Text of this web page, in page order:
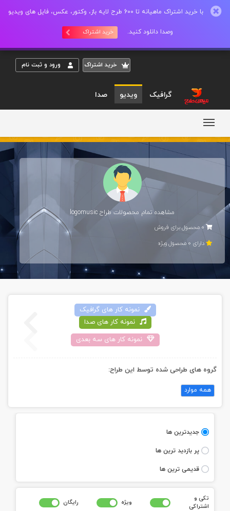
با خرید اشتراک ماهیانه تا 600 طرح لایه باز، وکتور، عکس، فایل های ویدیو
وصدا دانلود کنید. خرید اشتراک
خريد اشتراک ورود و ثبت نام
گرافیک ویدیو صدا
مشاهده تمام محصولات طراح logomusic
دارای 0 محصول ويژه
نمونه کار های گرافيک
نمونه کار های صدا
نمونه کار های سه بعدی
گروه های طراحی شده توسط اين طراح:
همه موارد
جديدترين ها
پر بازديد ترين ها
قديمی ترين ها
تکی و
اشتراکی
ويژه رايگان